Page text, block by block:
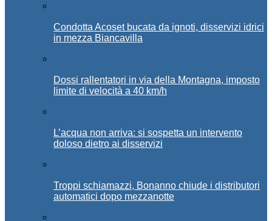
Condotta Acoset bucata da ignoti, disservizi idrici
in mezza Biancavilla
Dossi rallentatori in via della Montagna, imposto
limite di velocità a 40 km/h
L’acqua non arriva: si sospetta un intervento
doloso dietro ai disservizi
Troppi schiamazzi, Bonanno chiude i distributori
automatici dopo mezzanotte